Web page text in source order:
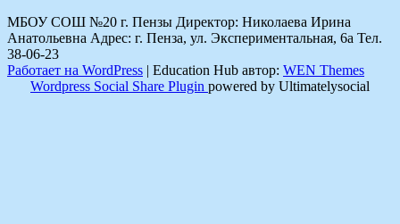
МБОУ СОШ №20 г. Пензы Директор: Николаева Ирина
Анатольевна Адрес: г. Пенза, ул. Экспериментальная, 6а Тел.
38-06-23
Работает на WordPress | Education Hub автор: WEN Themes
Wordpress Social Share Plugin powered by Ultimatelysocial